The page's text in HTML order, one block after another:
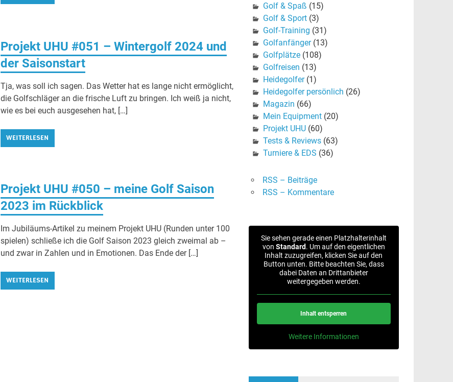
Projekt UHU #051 – Wintergolf 2024 und
der Saisonstart
Tja, was soll ich sagen. Das Wetter hat es lange nicht ermöglicht,
die Golfschläger an die frische Luft zu bringen. Ich weiß ja nicht,
wie es bei euch ausgesehen hat, […]
WEITERLESEN
Projekt UHU #050 – meine Golf Saison
2023 im Rückblick
Im Jubiläums-Artikel zu meinem Projekt UHU (Runden unter 100
spielen) schließe ich die Golf Saison 2023 gleich zweimal ab –
und zwar in Zahlen und in Emotionen. Das Ende der […]
WEITERLESEN
Golf & Spaß (15)
Golf & Sport(3)
Golf-Training (31)
Golfanfänger(13)
Golfplätze(108)
Golfreisen (13)
Heidegolfer(1)
Heidegolfer persönlich (26)
Magazin (66)
Mein Equipment(20)
Projekt UHU(60)
Tests & Reviews(63)
Turniere & EDS (36)
RSS – Beiträge
RSS – Kommentare
Sie sehen gerade einen Platzhalterinhalt
von Standard. Um auf den eigentlichen
Inhalt zuzugreifen, klicken Sie auf den
Button unten. Bitte beachten Sie, dass
dabei Daten an Drittanbieter
weitergegeben werden.
Inhalt entsperren
Weitere Informationen